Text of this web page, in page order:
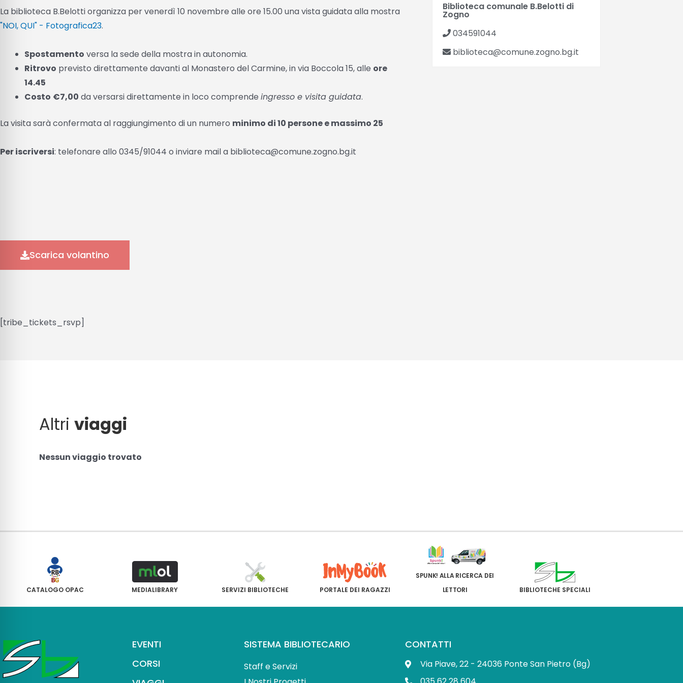
La biblioteca B.Belotti organizza per venerdì 10 novembre alle ore 15.00 una vista guidata alla mostra
"NOI, QUI" - Fotografica23.
Spostamento versa la sede della mostra in autonomia.
Ritrovo previsto direttamente davanti al Monastero del Carmine, in via Boccola 15, alle ore
14.45
Costo €7,00 da versarsi direttamente in loco comprende ingresso e visita guidata.
La visita sarà confermata al raggiungimento di un numero minimo di 10 persone e massimo 25
Per iscriversi: telefonare allo 0345/91044 o inviare mail a biblioteca@comune.zogno.bg.it
Scarica volantino
[tribe_tickets_rsvp]
Biblioteca comunale B.Belotti di
Zogno
034591044
biblioteca@comune.zogno.bg.it
Altriviaggi
Nessun viaggio trovato
CATALOGO OPAC MEDIALIBRARY SERVIZI BIBLIOTECHE PORTALE DEI RAGAZZI
SPUNK! ALLA RICERCA DEI
LETTORI
BIBLIOTECHE SPECIALI
EVENTI
CORSI
SISTEMA BIBLIOTECARIO
Staff e Servizi
CONTATTI
Via Piave, 22 - 24036 Ponte San Pietro (Bg)